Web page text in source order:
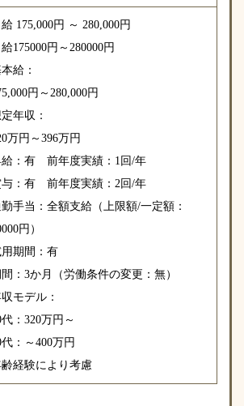
給 175,000円 ～ 280,000円
給175000円～280000円
給：
円～280,000円
年収：
万円～396万円
給：有 前年度実績：1回/年
与：有 前年度実績：2回/年
手当：全額支給（上限額/一定額：
円）
期間：有
：3か月（労働条件の変更：無）
モデル：
代：320万円～
代：～400万円
経験により考慮